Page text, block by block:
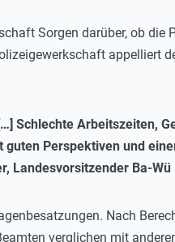
Sorgen darüber, ob
appelliert
Schlechte Arbeitszeiten,
Perspektiven und
Landesvorsitzender Ba-
Nach
verglichen mit